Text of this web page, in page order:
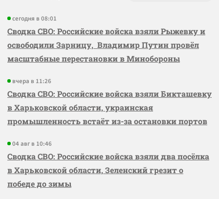
сегодня в 08:01
Сводка СВО: Российские войска взяли Рыжевку и
освободили Зарницу, Владимир Путин провёл
масштабные перестановки в Минобороны
вчера в 11:26
Сводка СВО: Российские войска взяли Бикташевку
в Харьковской области, украинская
промышленность встаёт из-за остановки портов
04 авг в 10:46
Сводка СВО: Российские войска взяли два посёлка
в Харьковской области, Зеленский грезит о
победе до зимы